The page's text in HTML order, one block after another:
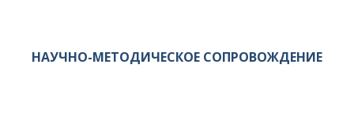
НАУЧНО-МЕТОДИЧЕСКОЕ СОПРОВОЖДЕНИЕ